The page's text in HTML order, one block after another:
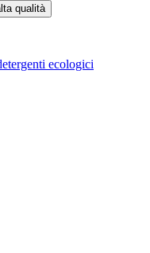
ecologici